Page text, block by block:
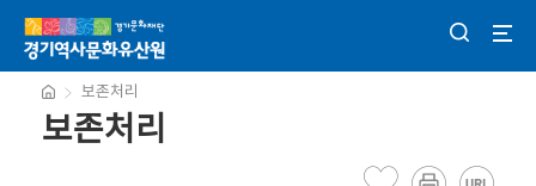
보존처리
보존처리